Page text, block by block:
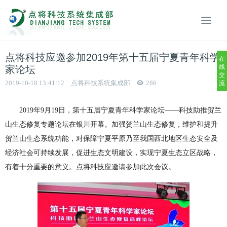
点将科技应邀参加2019年第十五届宁夏青年科学
家论坛
2019-10-18 13:41:12 点将科技系统集成部 286
2019年9月19日，第十五届宁夏青年科学家论坛——科技助推贺兰
山生态修复专题论坛在银川开幕。加强贺兰山生态修复，维护和提升
贺兰山生态系统功能，对保障宁夏平原乃至我国西北地区生态安全及
经济社会可持续发展，促进生态文明建设，实现宁夏生态立区战略，
有着十分重要的意义。点将科技应邀请参加此次会议。
在
线
交
流